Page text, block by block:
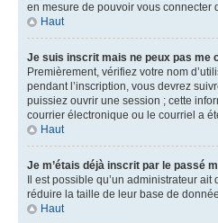
en mesure de pouvoir vous connecter
Haut
Je suis inscrit mais ne peux pas me
Premièrement, vérifiez votre nom
pendant l’inscription, vous devrez
puissiez ouvrir une session ; cette
courrier électronique ou le courriel a
Haut
Je m’étais déjà inscrit par le passé
Il est possible qu’un administrateur
réduire la taille de leur base de
Haut